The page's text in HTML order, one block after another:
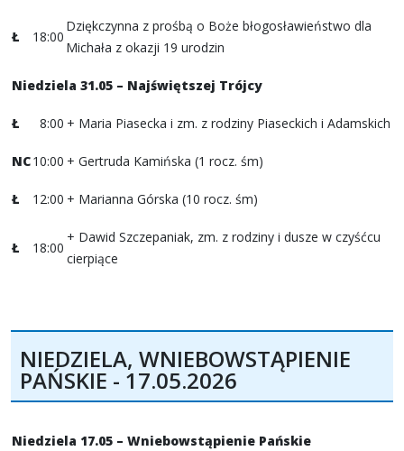
Ł 18:00
Dziękczynna z prośbą o Boże błogosławieństwo dla
Michała z okazji 19 urodzin
Niedziela 31.05 – Najświętszej Trójcy
Ł 8:00 + Maria Piasecka i zm. z rodziny Piaseckich i Adamskich
NC10:00 + Gertruda Kamińska (1 rocz. śm)
Ł 12:00 + Marianna Górska (10 rocz. śm)
Ł 18:00
+ Dawid Szczepaniak, zm. z rodziny i dusze w czyśćcu
cierpiące
NIEDZIELA, WNIEBOWSTĄPIENIE
PAŃSKIE - 17.05.2026
Niedziela 17.05 – Wniebowstąpienie Pańskie